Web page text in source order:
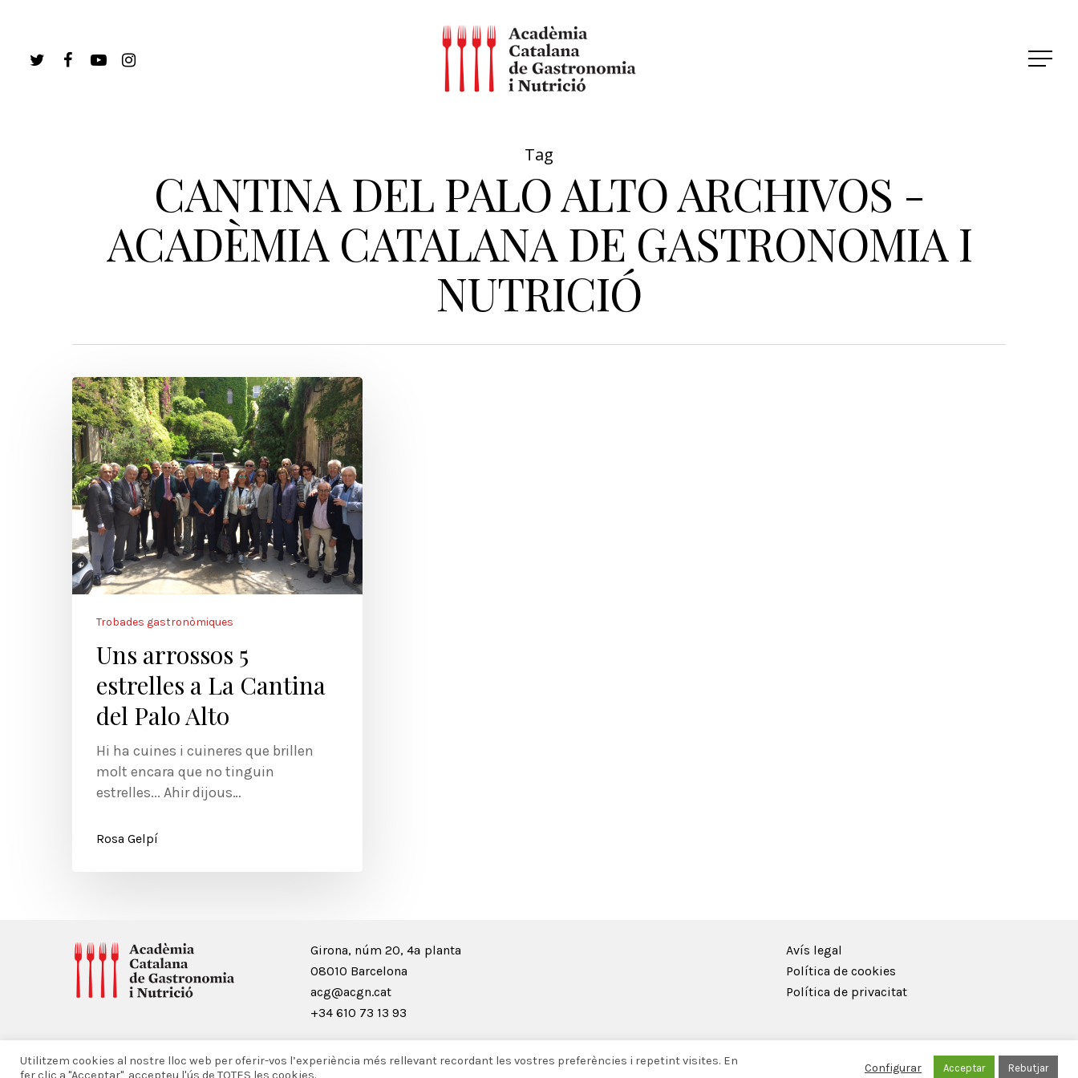
Tag
CANTINA DEL PALO ALTO ARCHIVOS -
ACADÈMIA CATALANA DE GASTRONOMIA I
NUTRICIÓ
Trobades gastronòmiques
Uns arrossos 5
estrelles a La Cantina
del Palo Alto
Hi ha cuines i cuineres que brillen
molt encara que no tinguin
estrelles... Ahir dijous…
Rosa Gelpí
Girona, núm 20, 4ª planta
08010 Barcelona
acg@acgn.cat
+34 610 73 13 93
Avís legal
Política de cookies
Política de privacitat
© 2026 Acadèmia Catalana de Gastronomia i Nutrició.
Utilitzem cookies al nostre lloc web per oferir-vos l’experiència més rellevant recordant les vostres preferències i repetint visites. En
fer clic a "Acceptar", accepteu l'ús de TOTES les cookies.
Configurar Acceptar Rebutjar